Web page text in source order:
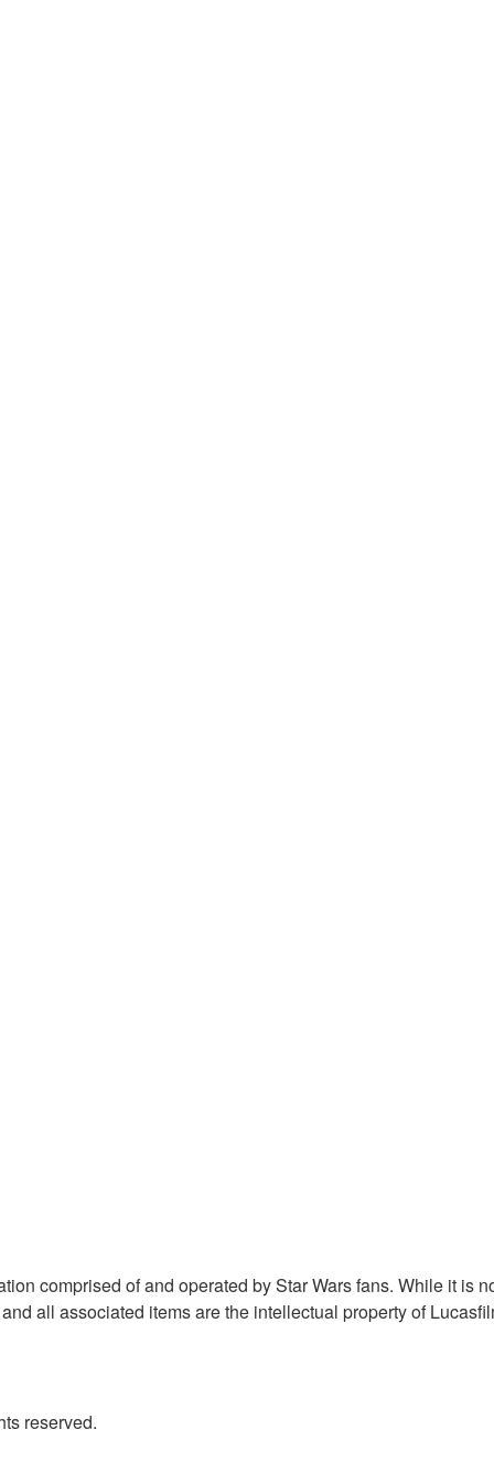
comprised of and operated by Star Wars fans. While it is
all associated items are the intellectual property of
reserved.